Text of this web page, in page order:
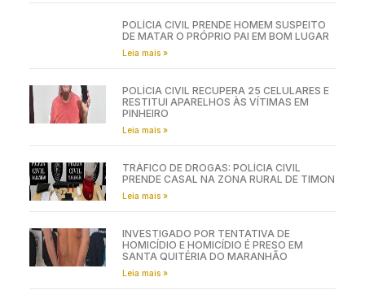
POLÍCIA CIVIL PRENDE HOMEM SUSPEITO
DE MATAR O PRÓPRIO PAI EM BOM LUGAR
Leia mais »
POLÍCIA CIVIL RECUPERA 25 CELULARES E
RESTITUI APARELHOS ÀS VÍTIMAS EM
PINHEIRO
Leia mais »
TRÁFICO DE DROGAS: POLÍCIA CIVIL
PRENDE CASAL NA ZONA RURAL DE TIMON
Leia mais »
INVESTIGADO POR TENTATIVA DE
HOMICÍDIO E HOMICÍDIO É PRESO EM
SANTA QUITÉRIA DO MARANHÃO
Leia mais »